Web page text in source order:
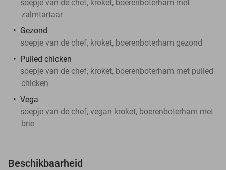
soepje van de chef, kroket, boerenboterham met
zalmtartaar
Gezond
soepje van de chef, kroket, boerenboterham gezond
Pulled chicken
soepje van de chef, kroket, boerenboterham met pulled
chicken
Vega
soepje van de chef, vegan kroket, boerenboterham met
brie
Beschikbaarheid